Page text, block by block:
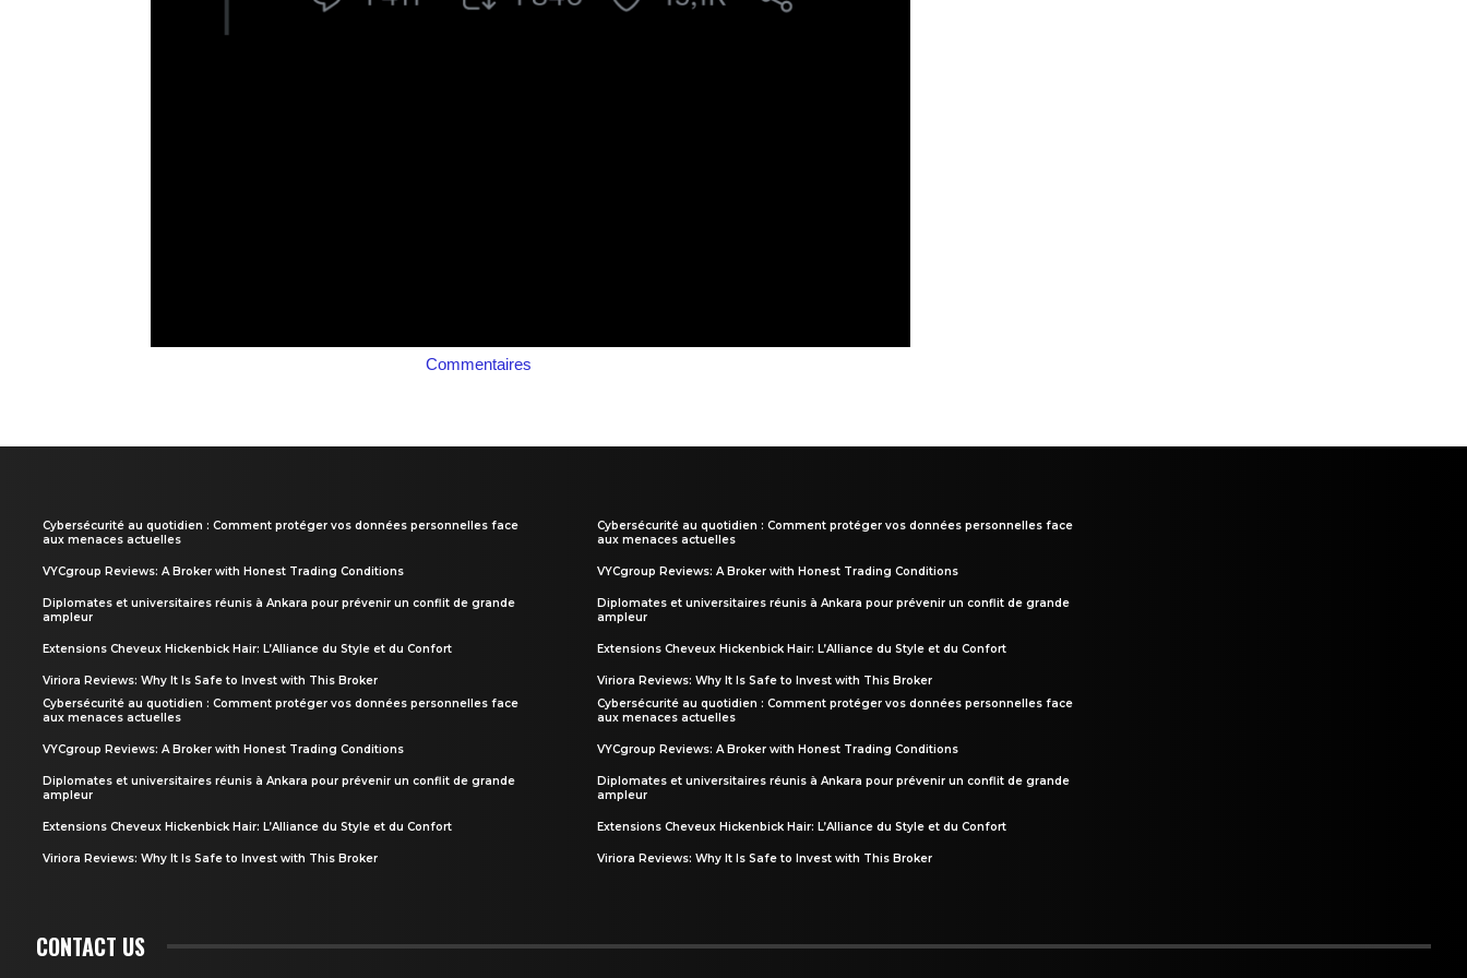
Commentaires
Cybersécurité au quotidien : Comment protéger vos données personnelles face
aux menaces actuelles
VYCgroup Reviews: A Broker with Honest Trading Conditions
Diplomates et universitaires réunis à Ankara pour prévenir un conflit de grande
ampleur
Extensions Cheveux Hickenbick Hair: L’Alliance du Style et du Confort
Viriora Reviews: Why It Is Safe to Invest with This Broker
Cybersécurité au quotidien : Comment protéger vos données personnelles face
aux menaces actuelles
VYCgroup Reviews: A Broker with Honest Trading Conditions
Diplomates et universitaires réunis à Ankara pour prévenir un conflit de grande
ampleur
Extensions Cheveux Hickenbick Hair: L’Alliance du Style et du Confort
Viriora Reviews: Why It Is Safe to Invest with This Broker
Cybersécurité au quotidien : Comment protéger vos données personnelles face
aux menaces actuelles
VYCgroup Reviews: A Broker with Honest Trading Conditions
Diplomates et universitaires réunis à Ankara pour prévenir un conflit de grande
ampleur
Extensions Cheveux Hickenbick Hair: L’Alliance du Style et du Confort
Viriora Reviews: Why It Is Safe to Invest with This Broker
Cybersécurité au quotidien : Comment protéger vos données personnelles face
aux menaces actuelles
VYCgroup Reviews: A Broker with Honest Trading Conditions
Diplomates et universitaires réunis à Ankara pour prévenir un conflit de grande
ampleur
Extensions Cheveux Hickenbick Hair: L’Alliance du Style et du Confort
Viriora Reviews: Why It Is Safe to Invest with This Broker
CONTACT US